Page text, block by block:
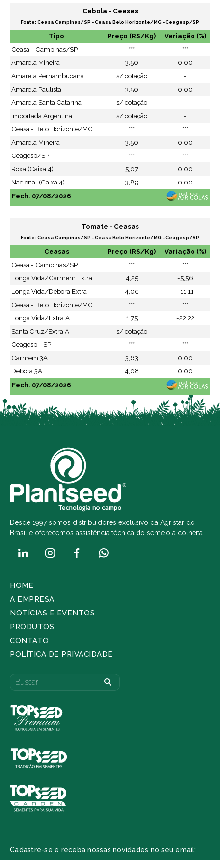
Cebola - Ceasas
Fonte: Ceasa Campinas/SP - Ceasa Belo Horizonte/MG - Ceagesp/SP
Tipo Preço (R$/Kg)
Variação (%)
Ceasa - Campinas/SP
***
***
Amarela Mineira
3,50
0,00
Amarela Pernambucana
s/ cotação
-
Amarela Paulista
3,50
0,00
Amarela Santa Catarina
s/ cotação
-
Importada Argentina
s/ cotação
-
Ceasa - Belo Horizonte/MG
***
***
Amarela Mineira
3,50
0,00
Ceagesp/SP
***
***
Roxa (Caixa 4)
5,07
0,00
Nacional (Caixa 4)
3,89
0,00
Fech. 07/08/2026
Tomate - Ceasas
Fonte: Ceasa Campinas/SP - Ceasa Belo Horizonte/MG - Ceagesp/SP
Ceasas Preço (R$/Kg)
Variação (%)
Ceasa - Campinas/SP
***
***
Longa Vida/Carmem Extra
4,25
-5,56
Longa Vida/Débora Extra
4,00
-11,11
Ceasa - Belo Horizonte/MG
***
***
Longa Vida/Extra A
1,75
-22,22
Santa Cruz/Extra A
s/ cotação
-
Ceagesp - SP
***
***
Carmem 3A
3,63
0,00
Débora 3A
4,08
0,00
Fech. 07/08/2026
Desde 1997 somos distribuidores exclusivo da Agristar do
Brasil e oferecemos assistência técnica do semeio a colheita.
HOME
A EMPRESA
NOTÍCIAS E EVENTOS
PRODUTOS
CONTATO
POLÍTICA DE PRIVACIDADE
Cadastre-se e receba nossas novidades no seu email: